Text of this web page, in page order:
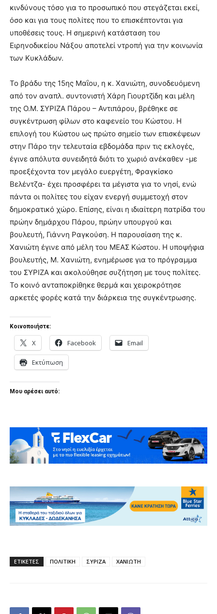
κινδύνους τόσο για το προσωπικό που στεγάζεται εκεί,
όσο και για τους πολίτες που το επισκέπτονται για
υποθέσεις τους. Η σημερινή κατάσταση του
Ειρηνοδικείου Νάξου αποτελεί ντροπή για την κοινωνία
των Κυκλάδων.
Το βράδυ της 15ης Μαΐου, η κ. Χανιώτη, συνοδευόμενη
από τον αναπλ. συντονιστή Χάρη Γιουρτζίδη και μέλη
της Ο.Μ. ΣΥΡΙΖΑ Πάρου – Αντιπάρου, βρέθηκε σε
συγκέντρωση φίλων στο καφενείο του Κώστου. Η
επιλογή του Κώστου ως πρώτο σημείο των επισκέψεων
στην Πάρο την τελευταία εβδομάδα πριν τις εκλογές,
έγινε απόλυτα συνειδητά διότι το χωριό ανέκαθεν -με
προεξέχοντα τον μεγάλο ευεργέτη, Φραγκίσκο
Βελέντζα- έχει προσφέρει τα μέγιστα για το νησί, ενώ
πάντα οι πολίτες του είχαν ενεργή συμμετοχή στον
δημοκρατικό χώρο. Επίσης, είναι η ιδιαίτερη πατρίδα του
πρώην δημάρχου Πάρου, πρώην υπουργού και
βουλευτή, Γιάννη Ραγκούση. Η παρουσίαση της κ.
Χανιώτη έγινε από μέλη του ΜΕΑΣ Κώστου. Η υποψήφια
βουλευτής, Μ. Χανιώτη, ενημέρωσε για το πρόγραμμα
του ΣΥΡΙΖΑ και ακολούθησε συζήτηση με τους πολίτες.
Το κοινό ανταποκρίθηκε θερμά και χειροκρότησε
αρκετές φορές κατά την διάρκεια της συγκέντρωσης.
Κοινοποιήστε:
X Facebook Email
Εκτύπωση
Μου αρέσει αυτό:
ΕΤΙΚΕΤΕΣ ΠΟΛΙΤΙΚΗ ΣΥΡΙΖΑ ΧΑΝΙΩΤΗ